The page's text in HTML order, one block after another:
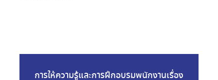
การให้ความรู้และการฝึกอบรมพนักงานเรื่อง